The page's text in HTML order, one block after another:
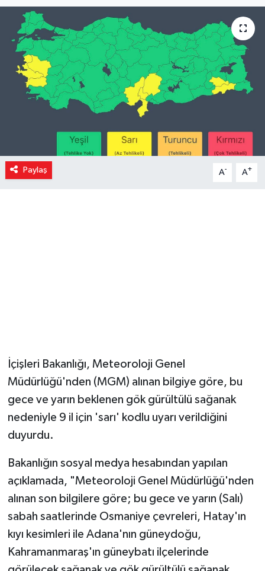
Paylaş A- A+
İçişleri Bakanlığı, Meteoroloji Genel
Müdürlüğü'nden (MGM) alınan bilgiye göre, bu
gece ve yarın beklenen gök gürültülü sağanak
nedeniyle 9 il için 'sarı' kodlu uyarı verildiğini
duyurdu.
Bakanlığın sosyal medya hesabından yapılan
açıklamada, "Meteoroloji Genel Müdürlüğü'nden
alınan son bilgilere göre; bu gece ve yarın (Salı)
sabah saatlerinde Osmaniye çevreleri, Hatay'ın
kıyı kesimleri ile Adana'nın güneydoğu,
Kahramanmaraş'ın güneybatı ilçelerinde